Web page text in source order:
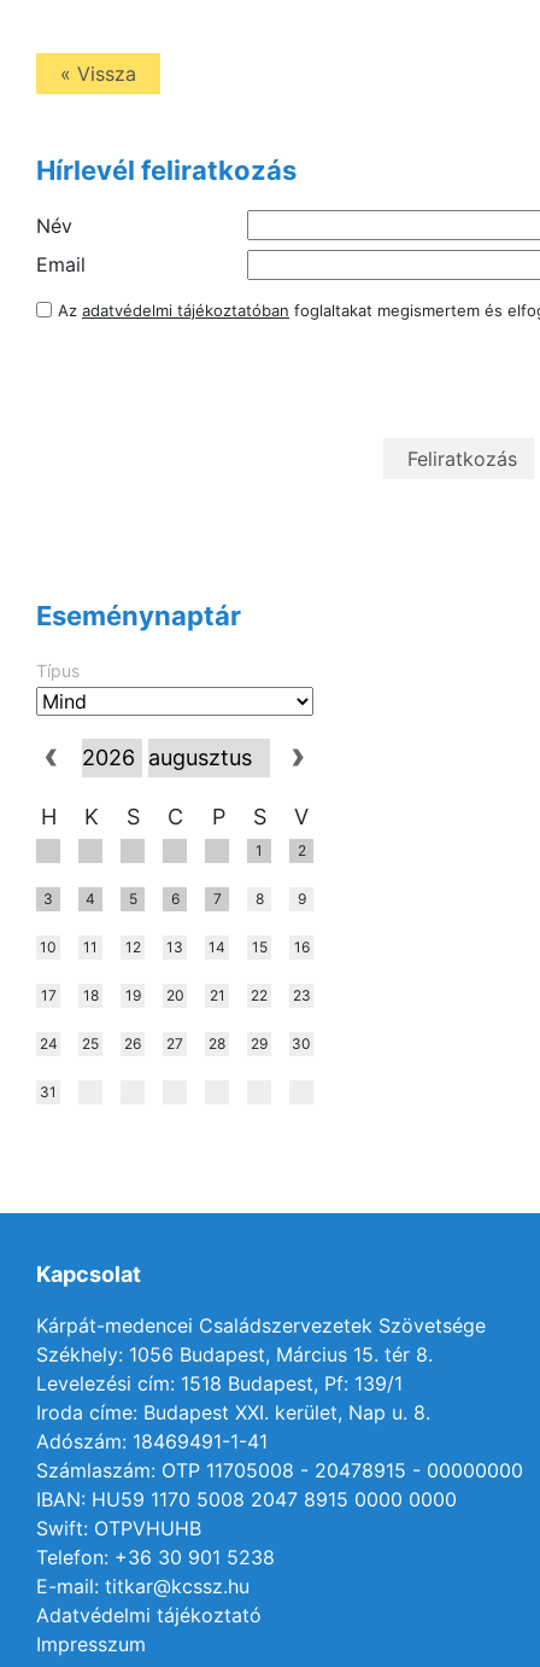
« Vissza
Hírlevél feliratkozás
Név
Email
Az adatvédelmi tájékoztatóban foglaltakat megismertem és
Eseménynaptár
Típus
H K S C P S V
1 2
3 4 5 6 7 8 9
10 11 12 13 14 15 16
17 18 19 20 21 22 23
24 25 26 27 28 29 30
31
Kapcsolat
Kárpát-medencei Családszervezetek Szövetsége
Székhely: 1056 Budapest, Március 15. tér 8.
Levelezési cím: 1518 Budapest, Pf: 139/1
Iroda címe: Budapest XXI. kerület, Nap u. 8.
Adószám: 18469491-1-41
Számlaszám: OTP 11705008 - 20478915 - 00000000
IBAN: HU59 1170 5008 2047 8915 0000 0000
Swift: OTPVHUHB
Telefon: +36 30 901 5238
E-mail: titkar@kcssz.hu
Adatvédelmi tájékoztató
Impresszum